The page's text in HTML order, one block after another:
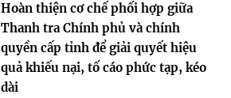
Hoàn thiện cơ chế phối hợp giữa
Thanh tra Chính phủ và chính
quyền cấp tỉnh để giải quyết hiệu
quả khiếu nại, tố cáo phức tạp, kéo
dài